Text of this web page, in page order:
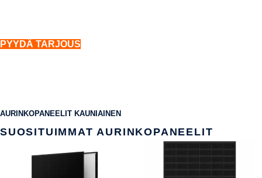
PYYDÄ TARJOUS
AURINKOPANEELIT KAUNIAINEN
SUOSITUIMMAT AURINKOPANEELIT